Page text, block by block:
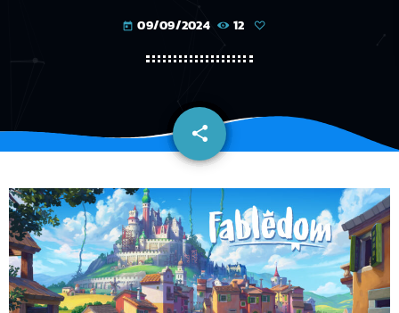
today 09/09/2024 12
share
email